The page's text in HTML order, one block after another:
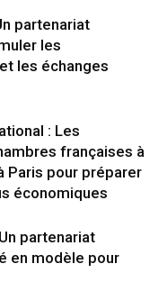
partenariat
les
les échanges
: Les
françaises à
Paris pour préparer
économiques
partenariat
en modèle pour